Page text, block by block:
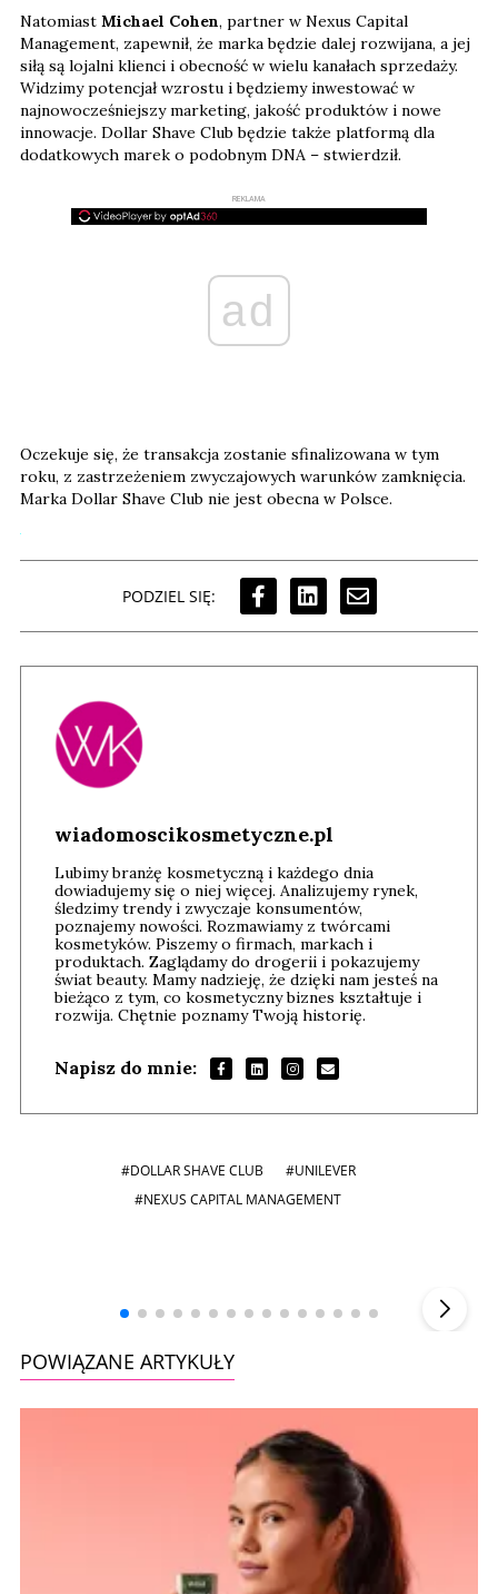
Natomiast Michael Cohen, partner w Nexus Capital
Management, zapewnił, że marka będzie dalej rozwijana, a jej
siłą są lojalni klienci i obecność w wielu kanałach sprzedaży.
Widzimy potencjał wzrostu i będziemy inwestować w
najnowocześniejszy marketing, jakość produktów i nowe
innowacje. Dollar Shave Club będzie także platformą dla
dodatkowych marek o podobnym DNA – stwierdził.
REKLAMA
ad
Oczekuje się, że transakcja zostanie sfinalizowana w tym
roku, z zastrzeżeniem zwyczajowych warunków zamknięcia.
Marka Dollar Shave Club nie jest obecna w Polsce.
PODZIEL SIĘ:
wiadomoscikosmetyczne.pl
Lubimy branżę kosmetyczną i każdego dnia
dowiadujemy się o niej więcej. Analizujemy rynek,
śledzimy trendy i zwyczaje konsumentów,
poznajemy nowości. Rozmawiamy z twórcami
kosmetyków. Piszemy o firmach, markach i
produktach. Zaglądamy do drogerii i pokazujemy
świat beauty. Mamy nadzieję, że dzięki nam jesteś na
bieżąco z tym, co kosmetyczny biznes kształtuje i
rozwija. Chętnie poznamy Twoją historię.
Napisz do mnie:
#DOLLAR SHAVE CLUB
#UNILEVER
#NEXUS CAPITAL MANAGEMENT
POWIĄZANE ARTYKUŁY